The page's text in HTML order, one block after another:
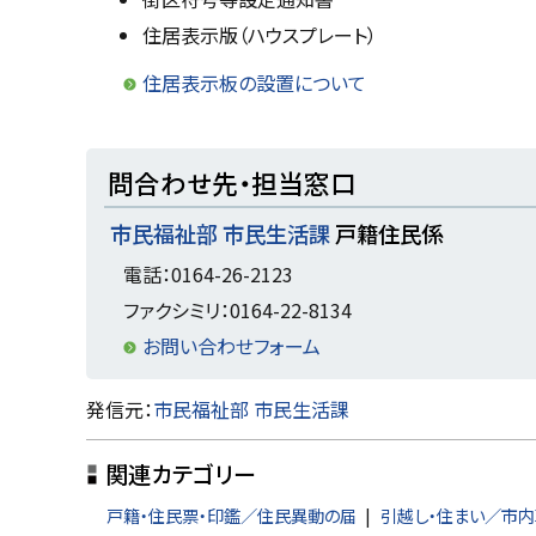
に
住居表示版（ハウスプレート）
住居表示板の設置について
ト
ッ
プ
問合わせ先・担当窓口
市民福祉部 市民生活課戸籍住民係
電話：0164-26-2123
ファクシミリ：0164-22-8134
お問い合わせフォーム
ト
ッ
プ
に
発信元：市民福祉部 市民生活課
関連カテゴリー
戸籍・住民票・印鑑／住民異動の届 引越し・住まい／市